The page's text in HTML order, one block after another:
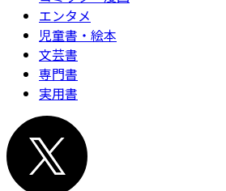
エンタメ
児童書・絵本
文芸書
専門書
実用書